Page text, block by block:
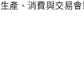
產、消費與交易